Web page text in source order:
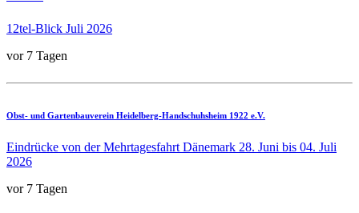
12tel-Blick Juli 2026
vor 7 Tagen
Obst- und Gartenbauverein Heidelberg-Handschuhsheim 1922 e.V.
Eindrücke von der Mehrtagesfahrt Dänemark 28. Juni bis 04. Juli
2026
vor 7 Tagen